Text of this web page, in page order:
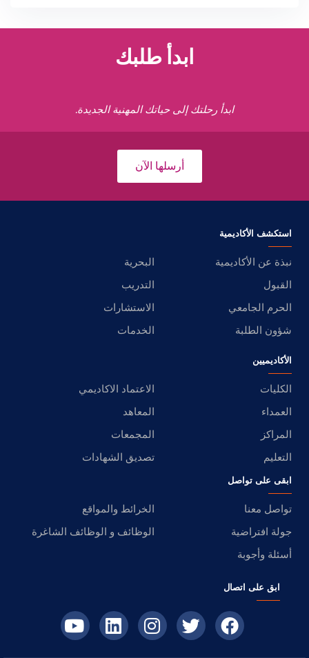
ابدأ طلبك
ابدأ رحلتك إلى حياتك المهنية الجديدة.
أرسلها الآن
استكشف الأكاديمية
نبذة عن الأكاديمية
البحرية
القبول
التدريب
الحرم الجامعي
الاستشارات
شؤون الطلبة
الخدمات
الأكاديميين
الكليات
الاعتماد الاكاديمي
العمداء
المعاهد
المراكز
المجمعات
التعليم
تصديق الشهادات
ابقى على تواصل
تواصل معنا
الخرائط والمواقع
جولة افتراضية
الوظائف و الوظائف الشاغرة
أسئلة وأجوبة
ابق على اتصال